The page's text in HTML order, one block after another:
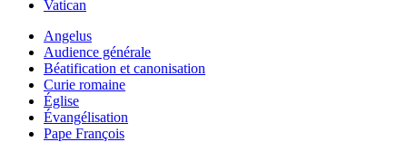
Vatican
Angelus
Audience générale
Béatification et canonisation
Curie romaine
Église
Évangélisation
Pape François